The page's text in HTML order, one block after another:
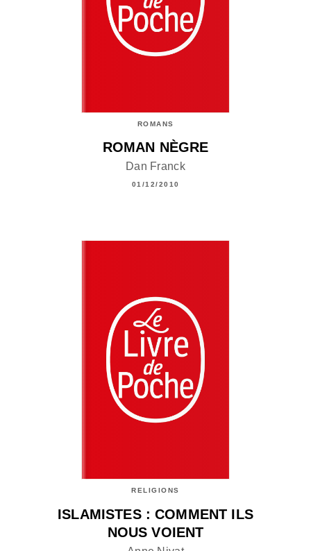
ROMANS
ROMAN NÈGRE
Dan Franck
01/12/2010
RELIGIONS
ISLAMISTES : COMMENT ILS
NOUS VOIENT